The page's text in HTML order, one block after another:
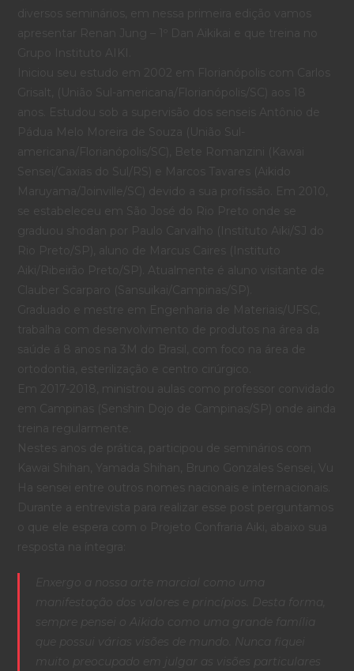
diversos seminários, em nessa primeira edição vamos
apresentar Renan Jung – 1º Dan Aikikai e que treina no
Grupo Instituto AIKI.
Iniciou seu estudo em 2002 em Florianópolis com Carlos
Grisalt, (União Sul-americana/Florianópolis/SC) aos 18
anos. Estudou sob a supervisão dos senseis Antônio de
americana/Florianópolis/SC), Bete Romanzini (Kawai
Sensei/Caxias do Sul/RS) e Marcos Tavares (Aikido
Maruyama/Joinville/SC) devido a sua profissão. Em 2010,
se estabeleceu em São José do Rio Preto onde se
graduou shodan por Paulo Carvalho (Instituto Aiki/SJ do
Rio Preto/SP), aluno de Marcus Caires (Instituto
Aiki/Ribeirão Preto/SP). Atualmente é aluno visitante de
Clauber Scarparo (Sansuikai/Campinas/SP).
Graduado e mestre em Engenharia de Materiais/UFSC,
trabalha com desenvolvimento de produtos na área da
saúde á 8 anos na 3M do Brasil, com foco na área de
ortodontia, esterilização e centro cirúrgico.
Em 2017-2018, ministrou aulas como professor convidado
em Campinas (Senshin Dojo de Campinas/SP) onde ainda
treina regularmente.
Nestes anos de prática, participou de seminários com
Kawai Shihan, Yamada Shihan, Bruno Gonzales Sensei, Vu
Ha sensei entre outros nomes nacionais e internacionais.
Durante a entrevista para realizar esse post perguntamos
o que ele espera com o Projeto Confraria Aiki, abaixo sua
resposta na íntegra:
Enxergo a nossa arte marcial como uma
manifestação dos valores e princípios. Desta forma,
muito preocupado em julgar as visões particulares